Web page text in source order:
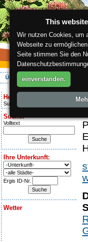
Über die Region Aktiv Erleben
Heute ist:
Sunday 9.08.2026
Suche:
Volltext
Ihre Unterkunft:
Ergis ID-Nr.
Wetter
This
Wir nutzen Cookies, um
Webseite zu
Seite stimmen Sie den
einverstanden.